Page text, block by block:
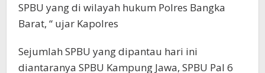
SPBU yang di wilayah hukum Polres Bangka
Barat, “ ujar Kapolres
Sejumlah SPBU yang dipantau hari ini
diantaranya SPBU Kampung Jawa, SPBU Pal 6